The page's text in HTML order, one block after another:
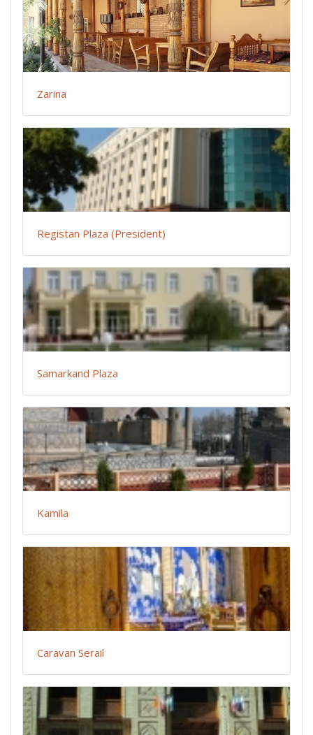
Zarina
Registan Plaza (President)
Samarkand Plaza
Kamila
Caravan Serail